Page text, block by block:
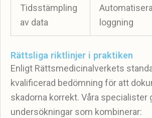
Tidsstämpling
av data
loggning
Rättsliga riktlinjer i praktiken
Enligt Rättsmedicinalverkets
kvalificerad bedömning för att
skadorna korrekt. Våra specialister
undersökningar som kombinerar: